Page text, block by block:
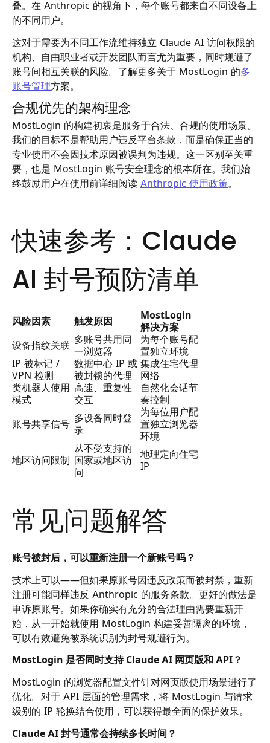
叠。在 Anthropic 的视角下，每个账号都来自不同设备上
的不同用户。
这对于需要为不同工作流维持独立 Claude AI 访问权限的
机构、自由职业者或开发团队而言尤为重要，同时规避了
账号间相互关联的风险。了解更多关于 MostLogin 的多
账号管理方案。
合规优先的架构理念
MostLogin 的构建初衷是服务于合法、合规的使用场景。
我们的目标不是帮助用户违反平台条款，而是确保正当的
专业使用不会因技术原因被误判为违规。这一区别至关重
要，也是 MostLogin 账号安全理念的根本所在。我们始
终鼓励用户在使用前详细阅读 Anthropic 使用政策。
快速参考：Claude
AI 封号预防清单
风险因素 触发原因
MostLogin
解决方案
设备指纹关联 多账号共用同
一浏览器
为每个账号配
置独立环境
IP 被标记 /
VPN 检测
数据中心 IP 或
被封锁的代理
集成住宅代理
网络
类机器人使用
模式
高速、重复性
交互
自然化会话节
奏控制
账号共享信号 多设备同时登
录
为每位用户配
置独立浏览器
环境
地区访问限制
从不受支持的
国家或地区访
问
地理定向住宅
IP
常见问题解答
账号被封后，可以重新注册一个新账号吗？
技术上可以——但如果原账号因违反政策而被封禁，重新
注册可能同样违反 Anthropic 的服务条款。更好的做法是
申诉原账号。如果你确实有充分的合法理由需要重新开
始，从一开始就使用 MostLogin 构建妥善隔离的环境，
可以有效避免被系统识别为封号规避行为。
MostLogin 是否同时支持 Claude AI 网页版和 API？
MostLogin 的浏览器配置文件针对网页版使用场景进行了
优化。对于 API 层面的管理需求，将 MostLogin 与请求
级别的 IP 轮换结合使用，可以获得最全面的保护效果。
Claude AI 封号通常会持续多长时间？